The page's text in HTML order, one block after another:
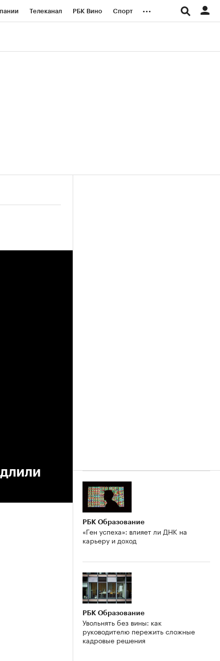
Телеканал РБК Вино Спорт ...
РБК Образование
«Ген успеха»: влияет ли ДНК на
карьеру и доход
РБК Образование
Увольнять без вины: как
руководителю пережить сложные
кадровые решения